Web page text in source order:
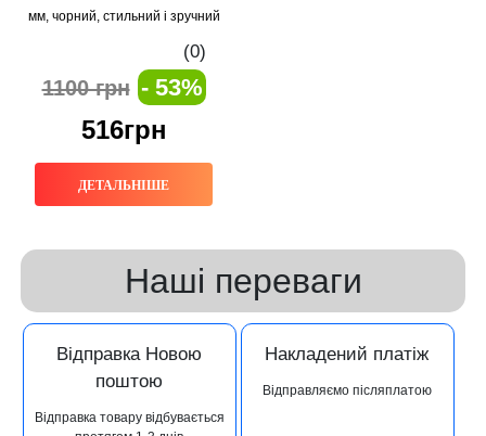
мм, чорний, стильний і зручний
(0)
1100 грн - 53%
516грн
ДЕТАЛЬНІШЕ
Наші переваги
Відправка Новою
поштою
Відправка товару відбувається
Накладений платіж
Відправляємо післяплатою